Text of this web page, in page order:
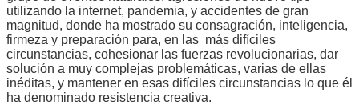
utilizando la internet, pandemia, y accidentes de gran
magnitud, donde ha mostrado su consagración, inteligencia,
firmeza y preparación para, en las más difíciles
circunstancias, cohesionar las fuerzas revolucionarias, dar
solución a muy complejas problemáticas, varias de ellas
inéditas, y mantener en esas difíciles circunstancias lo que él
ha denominado resistencia creativa.